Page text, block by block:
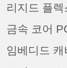
리지드 플
금속 코어
임베디드